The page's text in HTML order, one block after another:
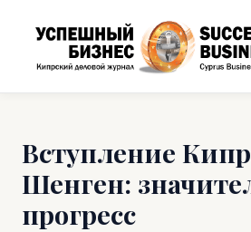
Вступление
Шенген:
прогресс